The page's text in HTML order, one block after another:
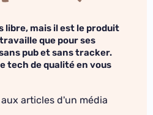
libre, mais il est le produit
que pour ses
pub et sans tracker.
tech de qualité en vous
articles d'un média